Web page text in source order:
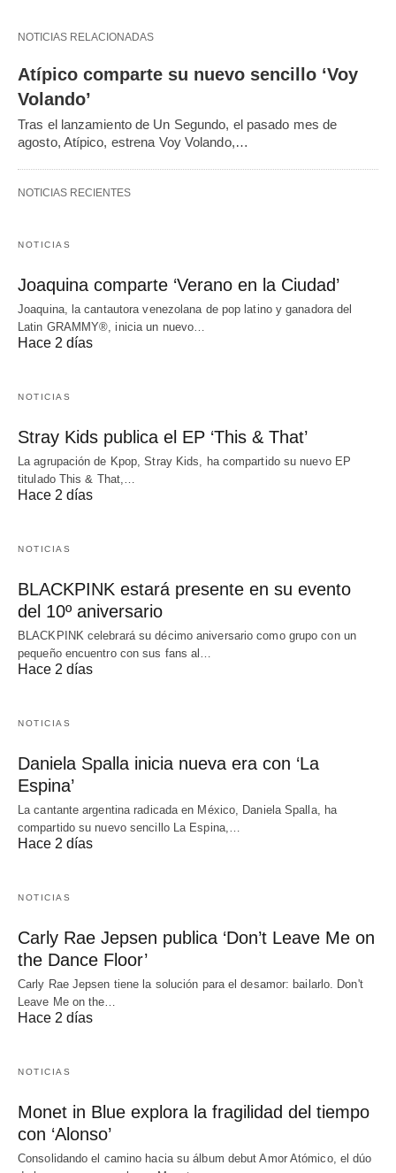
NOTICIAS RELACIONADAS
Atípico comparte su nuevo sencillo ‘Voy
Volando’
Tras el lanzamiento de Un Segundo, el pasado mes de
agosto, Atípico, estrena Voy Volando,…
NOTICIAS RECIENTES
NOTICIAS
Joaquina comparte ‘Verano en la Ciudad’
Joaquina, la cantautora venezolana de pop latino y ganadora del
Latin GRAMMY®, inicia un nuevo…
Hace 2 días
NOTICIAS
Stray Kids publica el EP ‘This & That’
La agrupación de Kpop, Stray Kids, ha compartido su nuevo EP
titulado This & That,…
Hace 2 días
NOTICIAS
BLACKPINK estará presente en su evento
del 10º aniversario
BLACKPINK celebrará su décimo aniversario como grupo con un
pequeño encuentro con sus fans al…
Hace 2 días
NOTICIAS
Daniela Spalla inicia nueva era con ‘La
Espina’
La cantante argentina radicada en México, Daniela Spalla, ha
compartido su nuevo sencillo La Espina,…
Hace 2 días
NOTICIAS
Carly Rae Jepsen publica ‘Don’t Leave Me on
the Dance Floor’
Carly Rae Jepsen tiene la solución para el desamor: bailarlo. Don't
Leave Me on the…
Hace 2 días
NOTICIAS
Monet in Blue explora la fragilidad del tiempo
con ‘Alonso’
Consolidando el camino hacia su álbum debut Amor Atómico, el dúo